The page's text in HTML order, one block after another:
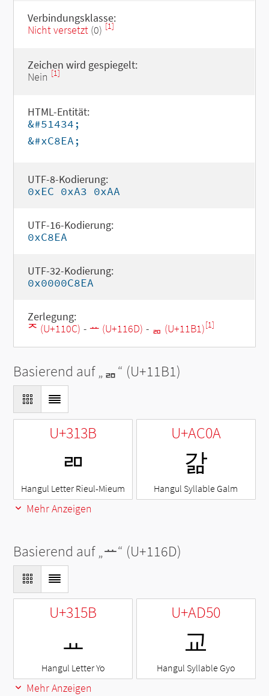
Verbindungsklasse:
Nicht versetzt(0) [1]
Zeichen wird gespiegelt:
Nein [1]
HTML-Entität:
&#51434;
&#xC8EA;
UTF-8-Kodierung:
0xEC 0xA3 0xAA
UTF-16-Kodierung:
0xC8EA
UTF-32-Kodierung:
0x0000C8EA
Zerlegung:
ᄌ (U+110C) - ᅭ (U+116D) - ᆱ (U+11B1)[1]
Basierend auf „ᆱ“ (U+11B1)
U+313B
ㄻ
Hangul Letter Rieul-Mieum
U+AC0A
갊
Hangul Syllable Galm
Mehr Anzeigen
Basierend auf „ᅭ“ (U+116D)
U+315B
ㅛ
Hangul Letter Yo
U+AD50
교
Hangul Syllable Gyo
Mehr Anzeigen